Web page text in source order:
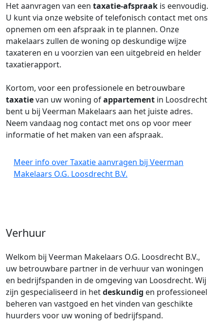
Het aanvragen van een taxatie-afspraak is eenvoudig.
U kunt via onze website of telefonisch contact met ons
opnemen om een afspraak in te plannen. Onze
makelaars zullen de woning op deskundige wijze
taxateren en u voorzien van een uitgebreid en helder
taxatierapport.
Kortom, voor een professionele en betrouwbare
taxatievan uw woning ofappartement in Loosdrecht
bent u bij Veerman Makelaars aan het juiste adres.
Neem vandaag nog contact met ons op voor meer
informatie of het maken van een afspraak.
Meer info over Taxatie aanvragen bij Veerman
Makelaars O.G. Loosdrecht B.V.
Verhuur
Welkom bij Veerman Makelaars O.G. Loosdrecht B.V.,
uw betrouwbare partner in de verhuur van woningen
en bedrijfspanden in de omgeving van Loosdrecht. Wij
zijn gespecialiseerd in hetdeskundig en professioneel
beheren van vastgoed en het vinden van geschikte
huurders voor uw woning of bedrijfspand.